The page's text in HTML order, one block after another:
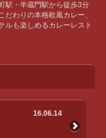
駅・半蔵門駅から徒歩3分
わりの本格欧風カレー、
ルも楽しめるカレーレスト
16.06.14